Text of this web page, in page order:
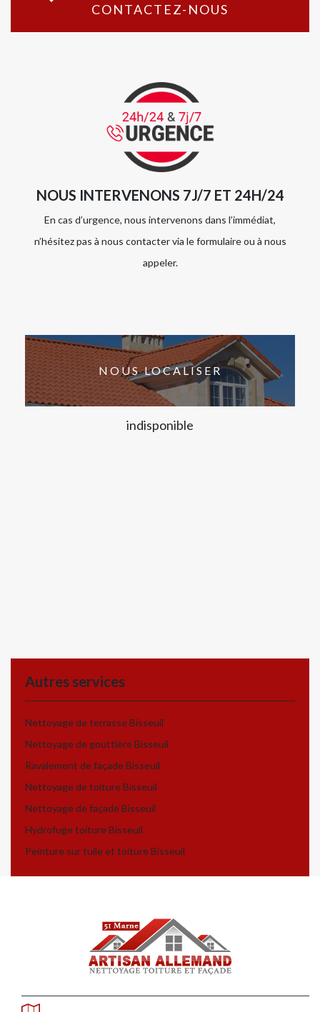
CONTACTEZ-NOUS
NOUS INTERVENONS 7J/7 ET 24H/24
En cas d’urgence, nous intervenons dans l’immédiat,
n’hésitez pas à nous contacter via le formulaire ou à nous
appeler.
NOUS LOCALISER
indisponible
Autres services
Nettoyage de terrasse Bisseuil
Nettoyage de gouttière Bisseuil
Ravalement de façade Bisseuil
Nettoyage de toiture Bisseuil
Nettoyage de façade Bisseuil
Hydrofuge toiture Bisseuil
Peinture sur tuile et toiture Bisseuil